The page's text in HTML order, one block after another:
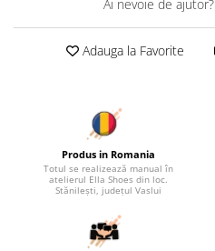
Ai nevoie de ajutor?
Adauga la Favorite
Produs in Romania
Totul se realizează manual în
atelierul Ella Shoes din loc.
Stănilești, județul Vaslui